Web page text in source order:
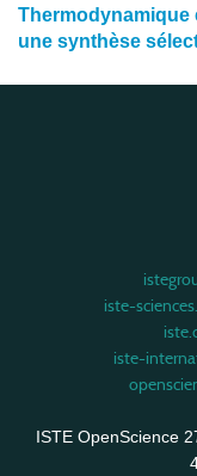
Thermodynamique
une synthèse
iste-
iste-
ISTE OpenScience